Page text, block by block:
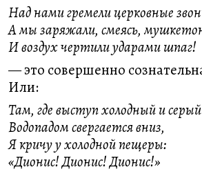
Над нами гремели церковные
А мы заряжали, смеясь,
И воздух чертили ударами шпаг!
— это совершенно
Или:
Там, где выступ холодный и серый
Водопадом свергается вниз,
Я кричу у холодной пещеры:
«Дионис! Дионис! Дионис!»